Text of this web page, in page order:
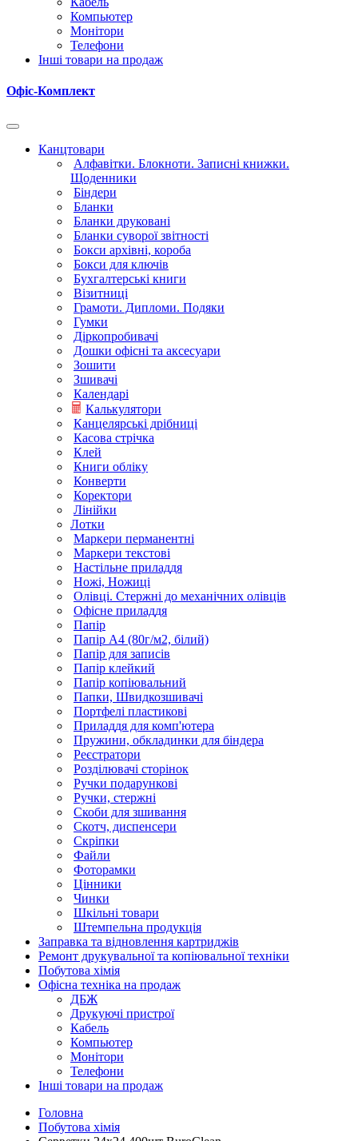
Компьютер
Монітори
Телефони
Інші товари на продаж
Офіс-Комплект
Канцтовари
Алфавітки. Блокноти. Записні книжки.
Щоденники
Біндери
Бланки
Бланки друковані
Бланки суворої звітності
Бокси архівні, короба
Бокси для ключів
Бухгалтерські книги
Візитниці
Грамоти. Дипломи. Подяки
Гумки
Діркопробивачі
Дошки офісні та аксесуари
Зошити
Зшивачі
Календарі
Калькулятори
Канцелярські дрібниці
Касова стрічка
Клей
Книги обліку
Конверти
Коректори
Лінійки
Лотки
Маркери перманентні
Маркери текстові
Настільне приладдя
Ножі, Ножиці
Олівці. Стержні до механічних олівців
Офісне приладдя
Папір
Папір А4 (80г/м2, білий)
Папір для записів
Папір клейкий
Папір копіювальний
Папки, Швидкозшивачі
Портфелі пластикові
Приладдя для комп'ютера
Пружини, обкладинки для біндера
Реєстратори
Розділювачі сторінок
Ручки подарункові
Ручки, стержні
Скоби для зшивання
Скотч, диспенсери
Скріпки
Файли
Фоторамки
Цінники
Чинки
Шкільні товари
Штемпельна продукція
Заправка та відновлення картриджів
Ремонт друкувальної та копіювальної техніки
Побутова хімія
Офісна техніка на продаж
ДБЖ
Друкуючі пристрої
Кабель
Компьютер
Монітори
Телефони
Інші товари на продаж
Головна
Побутова хімія